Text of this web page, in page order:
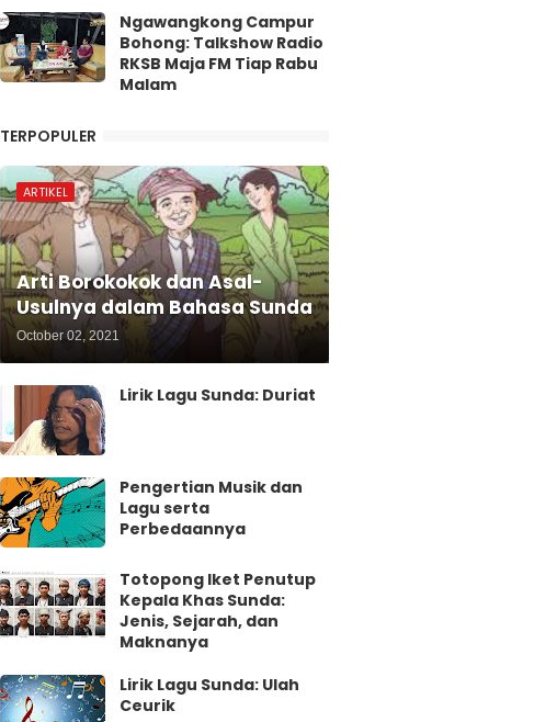
Ngawangkong Campur
Bohong: Talkshow Radio
RKSB Maja FM Tiap Rabu
Malam
TERPOPULER
ARTIKEL
Arti Borokokok dan Asal-
Usulnya dalam Bahasa Sunda
October 02, 2021
Lirik Lagu Sunda: Duriat
Pengertian Musik dan
Lagu serta
Perbedaannya
Totopong Iket Penutup
Kepala Khas Sunda:
Jenis, Sejarah, dan
Maknanya
Lirik Lagu Sunda: Ulah
Ceurik